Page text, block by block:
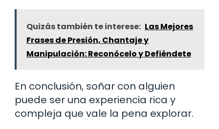
Quizás también te interese: Las Mejores
Frases de Presión, Chantaje y
Manipulación: Reconócelo y Defiéndete
En conclusión, soñar con alguien
puede ser una experiencia rica y
compleja que vale la pena explorar.